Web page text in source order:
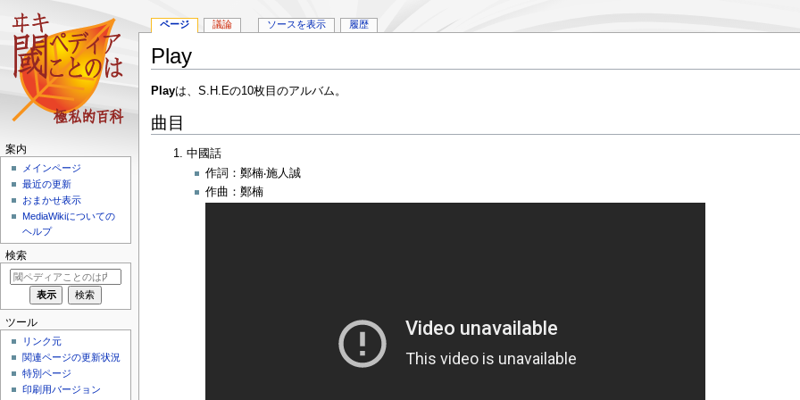
Play
ナ
ゲ
検
に
Playは、S.H.Eの10枚目のアルバム。
曲目
中國話
作詞：鄭楠‧施人誠
作曲：鄭楠
ページ 議論 ソースを表示 履歴
案内
メインページ
最近の更新
おまかせ表示
MediaWikiについての
ヘルプ
検索
ツール
リンク元
関連ページの更新状況
特別ページ
印刷用バージョン